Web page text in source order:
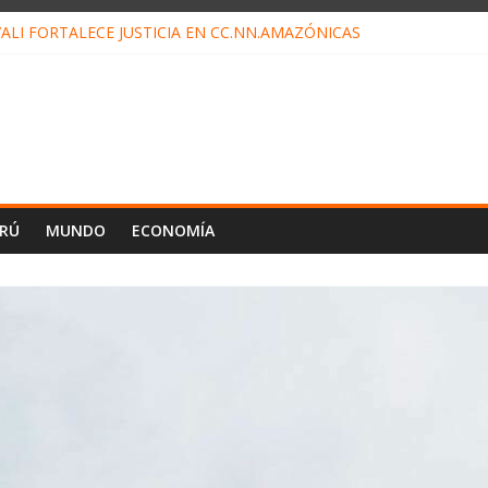
FORTALECE JUSTICIA EN CC.NN.AMAZÓNICAS
MUNDO ECONOMÍA